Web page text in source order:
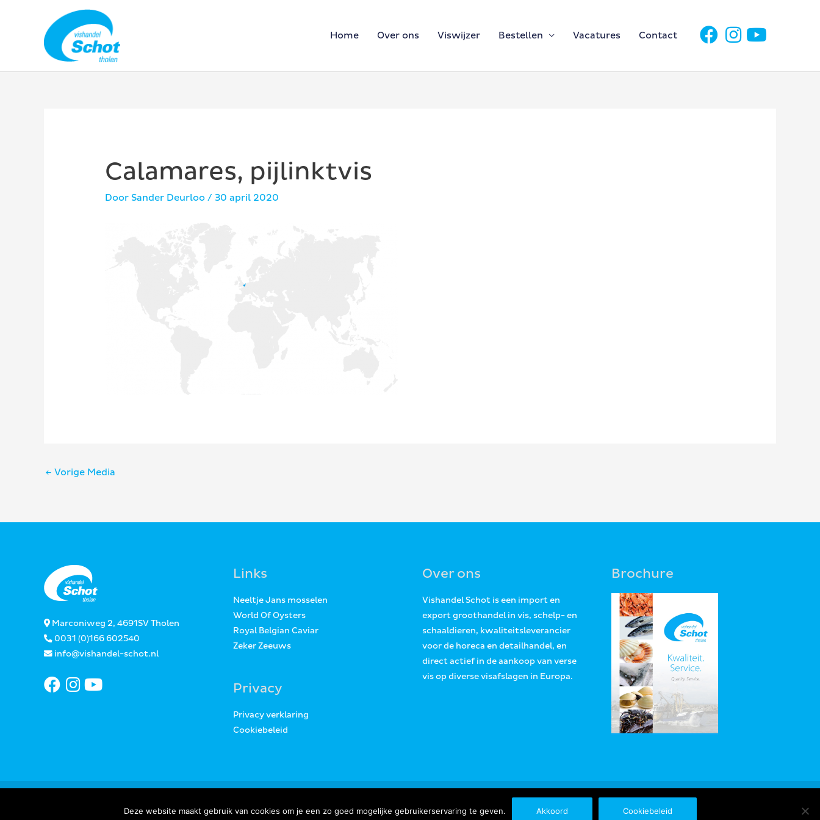
Home Over ons Viswijzer Bestellen Vacatures Contact
Calamares, pijlinktvis
Door Sander Deurloo/ 30 april 2020
Bericht
← Vorige Media
Marconiweg 2, 4691SV Tholen
0031 (0)166 602540
info@vishandel-schot.nl
Links
Neeltje Jans mosselen
World Of Oysters
Royal Belgian Caviar
Zeker Zeeuws
Privacy
Privacy verklaring
Cookiebeleid
Over ons
Vishandel Schot is een import en
export groothandel in vis, schelp- en
schaaldieren, kwaliteitsleverancier
voor de horeca en detailhandel, en
direct actief in de aankoop van verse
vis op diverse visafslagen in Europa.
Brochure
Copyright © 2026 Vishandel Schot Tholen
Deze website maakt gebruik van cookies om je een zo goed mogelijke gebruikerservaring te geven. Akkoord Cookiebeleid